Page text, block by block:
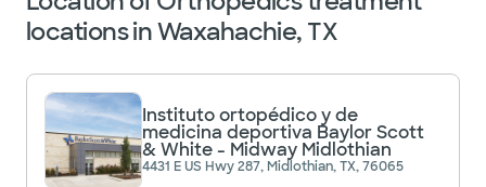
locations in Waxahachie, TX
Instituto ortopédico y de
medicina deportiva Baylor Scott
& White - Midway Midlothian
4431 E US Hwy 287, Midlothian, TX, 76065